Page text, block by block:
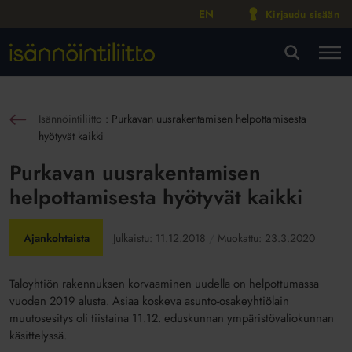
EN Kirjaudu sisään
Isännöintiliitto : Purkavan uusrakentamisen helpottamisesta
hyötyvät kaikki
Purkavan uusrakentamisen
helpottamisesta hyötyvät kaikki
Ajankohtaista Julkaistu: 11.12.2018 Muokattu: 23.3.2020
Taloyhtiön rakennuksen korvaaminen uudella on helpottumassa
vuoden 2019 alusta. Asiaa koskeva asunto-osakeyhtiölain
muutosesitys oli tiistaina 11.12. eduskunnan ympäristövaliokunnan
käsittelyssä.